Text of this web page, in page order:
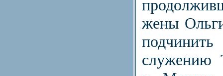
жены
служению